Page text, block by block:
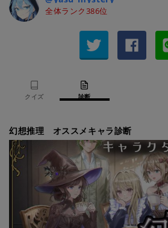
全体ランク386位
クイズ 診断
幻想推理 オススメキャラ診断